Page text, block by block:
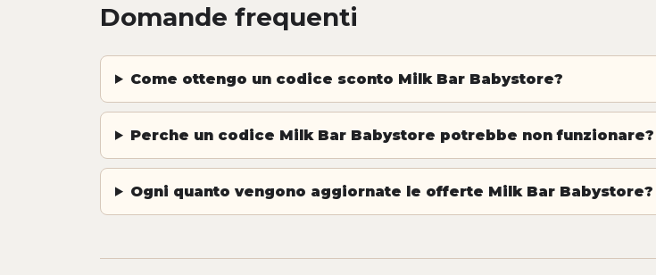
Domande frequenti
Come ottengo un codice sconto Milk Bar Babystore?
Perche un codice Milk Bar Babystore potrebbe non funzionare?
Ogni quanto vengono aggiornate le offerte Milk Bar Babystore?